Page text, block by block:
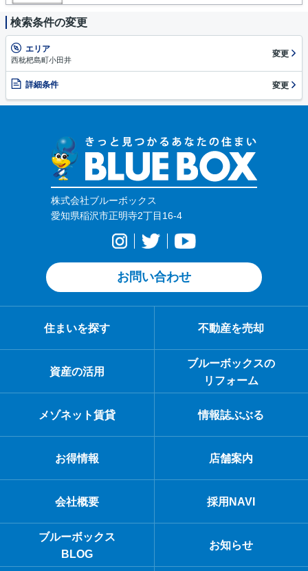
検索条件の変更
エリア
西枇杷島町小田井
変更
詳細条件 変更
株式会社ブルーボックス
愛知県稲沢市正明寺2丁目16-4
お問い合わせ
住まいを探す 不動産を売却
資産の活用
ブルーボックスの
リフォーム
メゾネット賃貸 情報誌ぶぶる
お得情報 店舗案内
会社概要 採用NAVI
ブルーボックス
BLOG
お知らせ